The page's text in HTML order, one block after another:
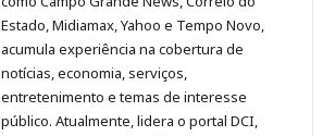
Estado, Midiamax, Yahoo e Tempo Novo,
acumula experiência na cobertura de
notícias, economia, serviços,
entretenimento e temas de interesse
público. Atualmente, lidera o portal DCI,